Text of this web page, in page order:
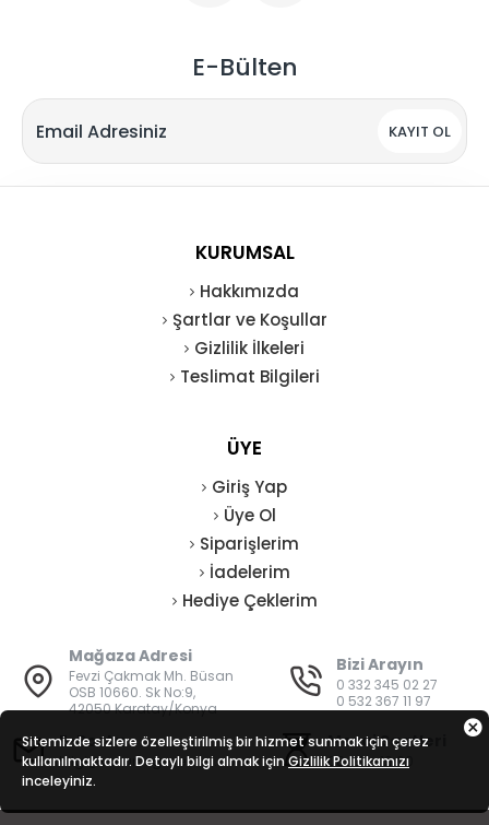
E-Bülten
KAYIT OL
KURUMSAL
Hakkımızda
Şartlar ve Koşullar
Gizlilik İlkeleri
Teslimat Bilgileri
ÜYE
Giriş Yap
Üye Ol
Siparişlerim
İadelerim
Hediye Çeklerim
Mağaza Adresi
Fevzi Çakmak Mh. Büsan
OSB 10660. Sk No:9,
42050 Karatay/Konya
Bizi Arayın
0 332 345 02 27
0 532 367 11 97
E-Posta
bilgi@vatanisguvenligi.com
Mesai Saatleri
08:00 - 19:00
Sitemizde sizlere özelleştirilmiş bir hizmet sunmak için çerez
kullanılmaktadır. Detaylı bilgi almak için Gizlilik Politikamızı
inceleyiniz.